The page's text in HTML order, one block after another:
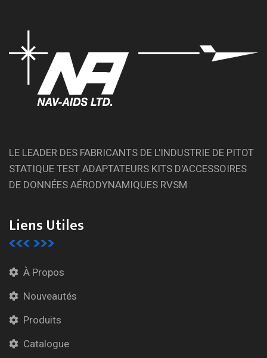
LE LEADER DES FABRICANTS DE L'INDUSTRIE DE PITOT
STATIQUE TEST ADAPTATEURS KITS D'ACCESSOIRES
DE DONNÉES AÉRODYNAMIQUES RVSM
Liens Utiles
À Propos
Nouveautés
Produits
Catalogue